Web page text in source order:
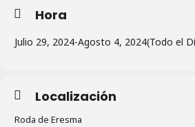
Hora
Julio 29, 2024-Agosto 4, 2024(Todo el
Localización
Roda de Eresma